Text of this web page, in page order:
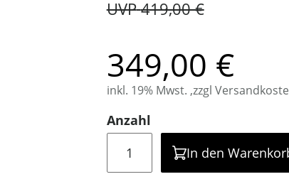
UVP 419,00 €
349,00 €
inkl. 19% Mwst. ,zzgl
Anzahl
In den